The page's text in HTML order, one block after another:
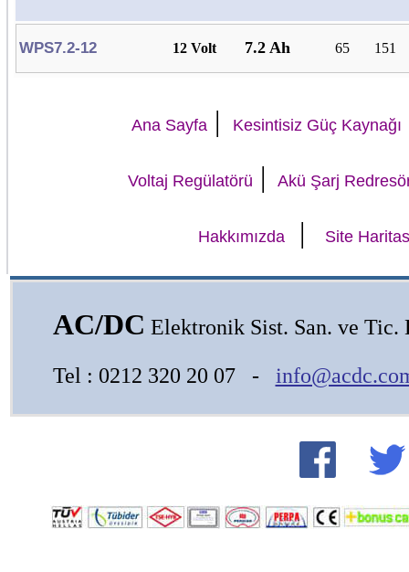
WPS7.2-12 12 Volt 7.2 Ah 65 151
Ana Sayfa| Kesintisiz Güç Kaynağı
Voltaj Regülatörü | Akü Şarj
Hakkımızda| Site
AC/DC Elektronik Sist. San. ve Tic.
Tel : 0212 320 20 07 -